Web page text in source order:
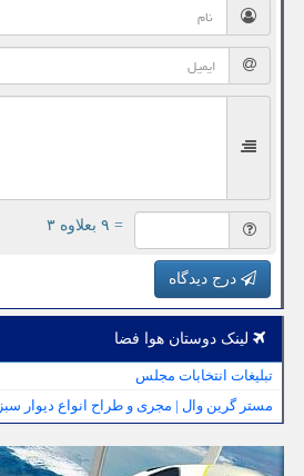
= ۹ بعلاوه ۳
درج دیدگاه
لینک دوستان هوا فضا
تبلیغات انتخابات مجلس
مستر گرین وال | مجری و طراح انواع دیوار سبز